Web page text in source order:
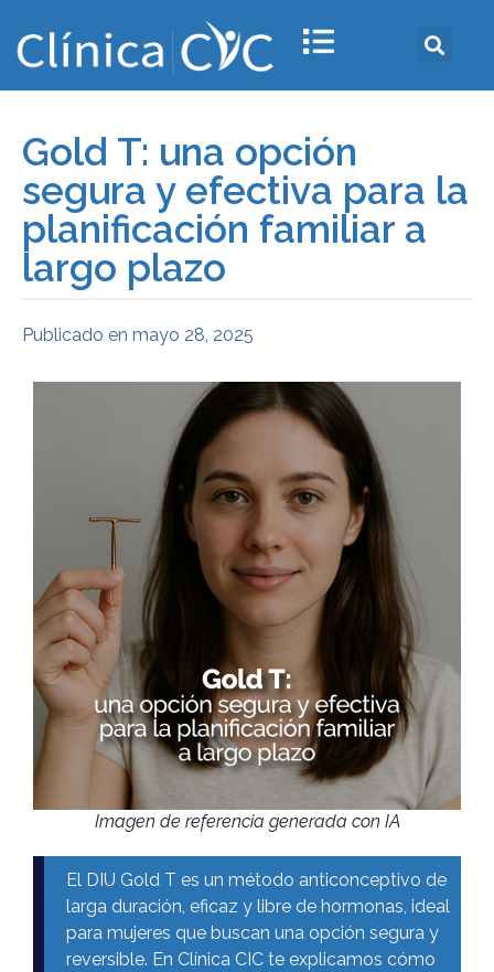
Gold T: una opción
segura y efectiva para la
planificación familiar a
largo plazo
Publicado en mayo 28, 2025
Imagen de referencia generada con IA
El DIU Gold T es un método anticonceptivo de
larga duración, eficaz y libre de hormonas, ideal
para mujeres que buscan una opción segura y
reversible. En Clínica CIC te explicamos cómo